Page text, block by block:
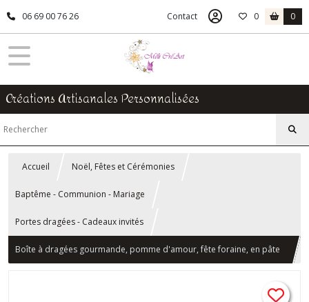
06 69 00 76 26 Contact 0 0
Créations Artisanales Personnalisées
Accueil Noël, Fêtes et Cérémonies
Baptême - Communion - Mariage
Portes dragées - Cadeaux invités
Boîte à dragées gourmande, pomme d'amour, fête foraine, en pâte